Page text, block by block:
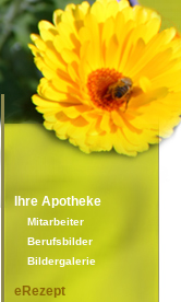
Ihre Apotheke
Mitarbeiter
Berufsbilder
Bildergalerie
eRezept